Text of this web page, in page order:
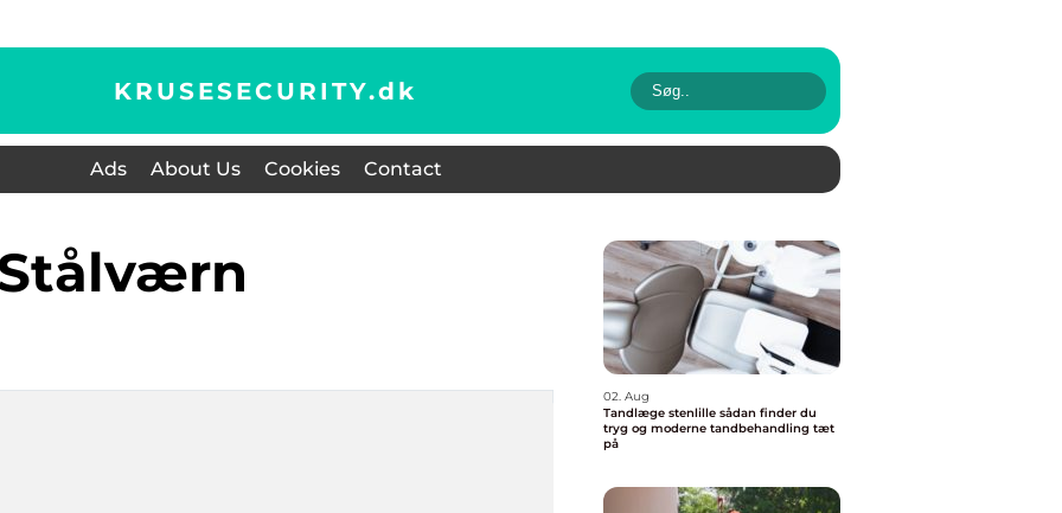
KRUSESECURITY.dk
Ads About Us Cookies Contact
stålværn
02. Aug
Tandlæge stenlille sådan finder du
tryg og moderne tandbehandling tæt
på